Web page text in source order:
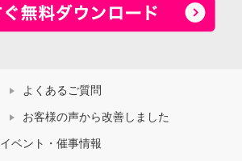
よくあるご質問
お客様の声から改善しました
イベント・催事情報